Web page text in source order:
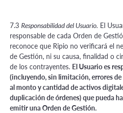
7.3 Responsabilidad del Usuario. El
responsable de cada Orden de
reconoce que Ripio no verificará el
de Gestión, ni su causa, finalidad o
de los contrayentes. El Usuario es
(incluyendo, sin limitación, errores
al monto y cantidad de activos
duplicación de órdenes) que pueda
emitir una Orden de Gestión.